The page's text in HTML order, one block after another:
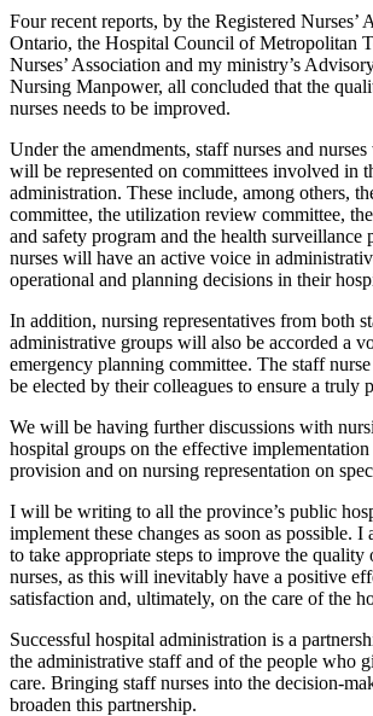
Four recent reports, by the Registered Nurses’
Ontario, the Hospital Council of Metropolitan
Nurses’ Association and my ministry’s
Nursing Manpower, all concluded that the
nurses needs to be improved.
Under the amendments, staff nurses and
will be represented on committees involved in
administration. These include, among others,
committee, the utilization review committee,
and safety program and the health surveillance
nurses will have an active voice in
operational and planning decisions in their
In addition, nursing representatives from both
administrative groups will also be accorded a
emergency planning committee. The staff
be elected by their colleagues to ensure a truly
We will be having further discussions with
hospital groups on the effective
provision and on nursing representation on
I will be writing to all the province’s public
implement these changes as soon as possible.
to take appropriate steps to improve the
nurses, as this will inevitably have a positive
satisfaction and, ultimately, on the care of the
Successful hospital administration is a
the administrative staff and of the people who
care. Bringing staff nurses into the decision-
broaden this partnership.